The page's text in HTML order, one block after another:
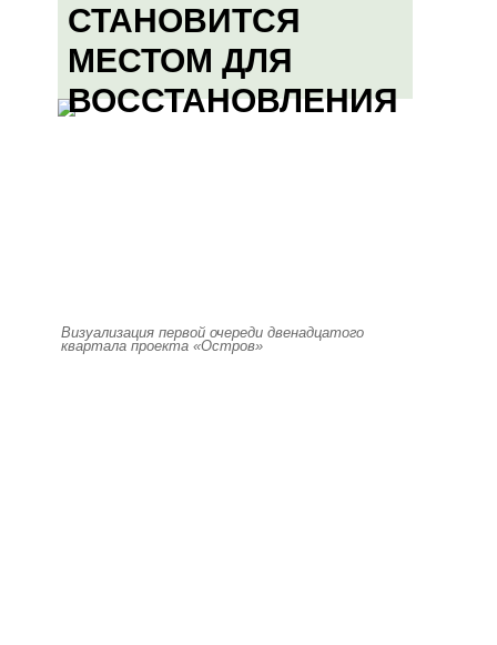
СТАНОВИТСЯ
МЕСТОМ ДЛЯ
ВОССТАНОВЛЕНИЯ
Визуализация первой очереди двенадцатого
квартала проекта «Остров»